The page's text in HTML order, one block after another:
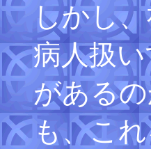
しかし
病人扱
がある
も、こ